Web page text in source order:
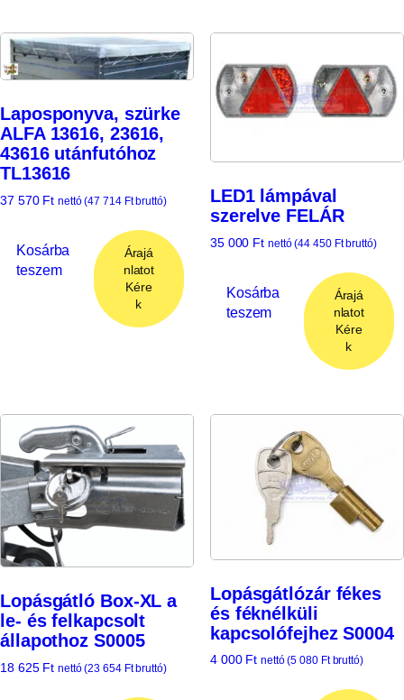
Laposponyva, szürke
ALFA 13616, 23616,
43616 utánfutóhoz
TL13616
37 570 Ft nettó (47 714 Ftbruttó)
Kosárba
teszem
Árajá
nlatot
Kére
k
LED1 lámpával
szerelve FELÁR
35 000 Ft nettó (44 450 Ftbruttó)
Kosárba
teszem
Árajá
nlatot
Kére
k
Lopásgátló Box-XL a
le- és felkapcsolt
állapothoz S0005
18 625 Ft nettó (23 654 Ftbruttó)
Lopásgátlózár fékes
és féknélküli
kapcsolófejhez S0004
4 000 Ft nettó (5 080 Ftbruttó)